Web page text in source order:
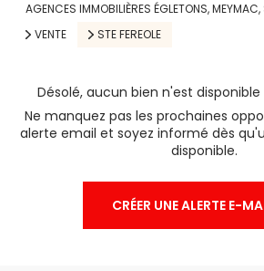
AGENCES IMMOBILIÈRES ÉGLETONS, MEYMAC,
VENTE
STE FEREOLE
Désolé, aucun bien n'est
Ne manquez pas les prochaines
alerte email et soyez informé dès
disponible.
CRÉER UNE ALERTE E-